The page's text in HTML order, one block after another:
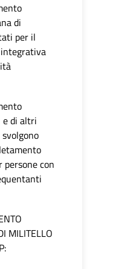
di
per il
e di altri
persone con
MILITELLO